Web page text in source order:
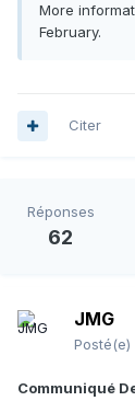
More
February.
Citer
Réponses
62
JMG
Posté(e)
Communiqué